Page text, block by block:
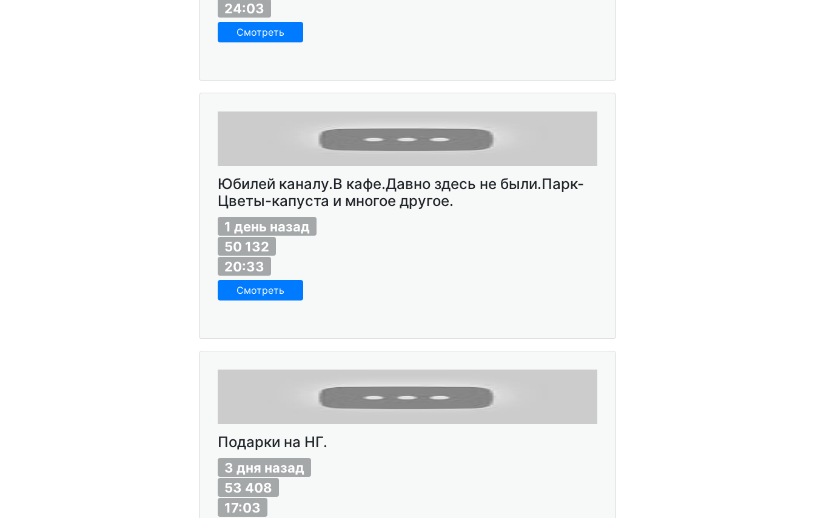
24:03
Смотреть
Юбилей каналу.В кафе.Давно здесь не были.Парк-
Цветы-капуста и многое другое.
1 день назад
50 132
20:33
Смотреть
Подарки на НГ.
3 дня назад
53 408
17:03